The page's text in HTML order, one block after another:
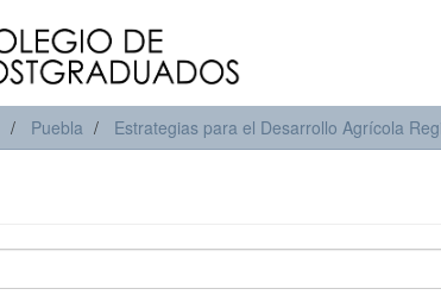
Puebla Estrategias para el Desarrollo Agrícola